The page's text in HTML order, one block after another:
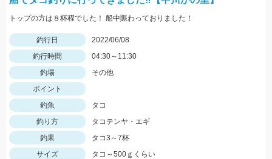
トップの方は８杯程でした！ 船中賑わっておりました！
釣行日
2022/06/08
釣行時間
04:30～11:30
釣場
その他
ポイント
釣魚
タコ
釣り方
タコテンヤ・エギ
釣果
タコ3～7杯
サイズ
タコ～500ｇくらい